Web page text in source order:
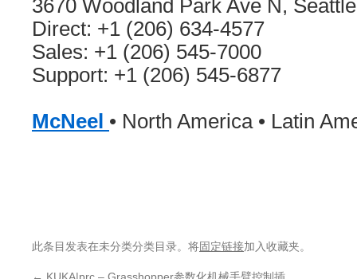
3670 Woodland Park Ave N,
Direct: +1 (206) 634-4577
Sales: +1 (206) 545-7000
Support: +1 (206) 545-
McNeel • North America • Latin
此条目发表在未分类分类目录。将固定链接加入收藏夹。